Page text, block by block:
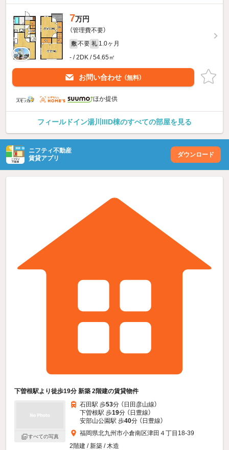
7万円
（管理費不要）
敷 不要 礼 1.0ヶ月
- / 2DK / 54.65㎡
お問い合わせ （無料）
ほか提供
フィールドイン湯川IIID棟のすべての部屋を見る
ニフティ不動産
賃貸アプリ
ダウンロード
下曽根駅より徒歩19分 新築 2階建の賃貸物件
すべての写真
石田駅 歩53分 （日田彦山線）
下曽根駅 歩19分 （日豊線）
安部山公園駅 歩40分 （日豊線）
福岡県北九州市小倉南区津田４丁目18-39
2階建 / 新築 / 木造